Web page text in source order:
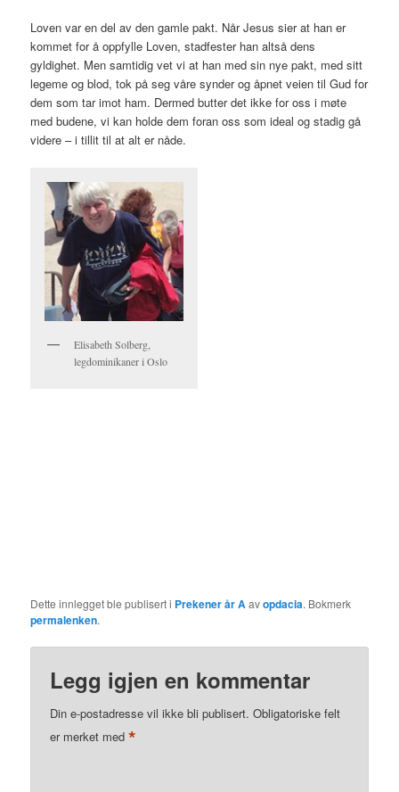
Loven var en del av den gamle pakt. Når Jesus sier at han er
kommet for å oppfylle Loven, stadfester han altså dens
gyldighet. Men samtidig vet vi at han med sin nye pakt, med sitt
legeme og blod, tok på seg våre synder og åpnet veien til Gud for
dem som tar imot ham. Dermed butter det ikke for oss i møte
med budene, vi kan holde dem foran oss som ideal og stadig gå
videre – i tillit til at alt er nåde.
Elisabeth Solberg,
legdominikaner i Oslo
Dette innlegget ble publisert i Prekener år Aavopdacia. Bokmerk
permalenken.
Legg igjen en kommentar
Din e-postadresse vil ikke bli publisert. Obligatoriske felt
er merket med*